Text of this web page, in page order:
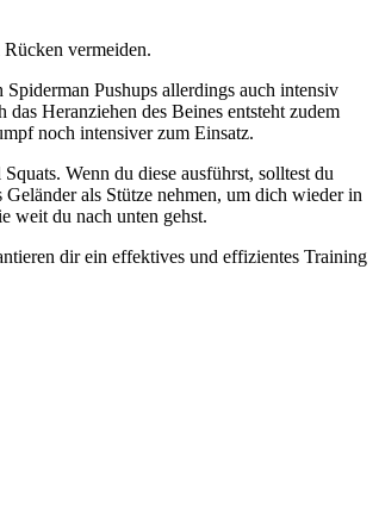
vermeiden.
Pushups allerdings auch intensiv
Heranziehen des Beines entsteht zudem
noch intensiver zum Einsatz.
Wenn du diese ausführst, solltest du
als Stütze nehmen, um dich wieder in
weit du nach unten gehst.
dir ein effektives und effizientes Training